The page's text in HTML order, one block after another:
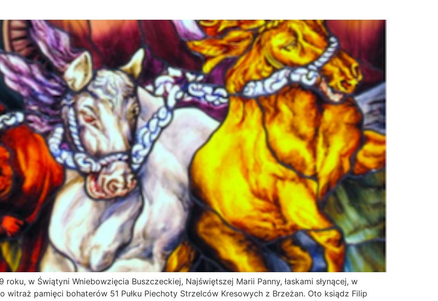
w Świątyni Wniebowzięcia Buszczeckiej, Najświętszej Marii Panny, łaskami słynącej, w
witraż pamięci bohaterów 51 Pułku Piechoty Strzelców Kresowych z Brzeżan. Oto ksiądz Filip